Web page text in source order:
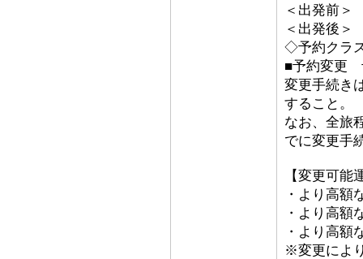
＜出発前＞
＜出発後
◇予約クラ
■予約変更
変更手続き
すること。
なお、全旅
でに変更手
【変更可能
・より高額
・より高額
・より高額
※変更によ